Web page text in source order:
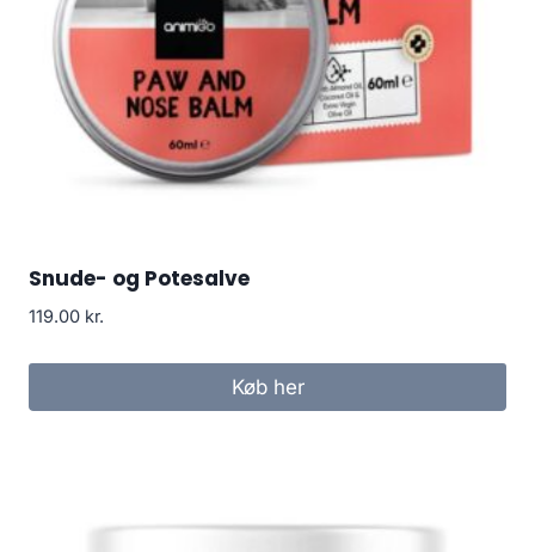
Snude- og Potesalve
119.00 kr.
Køb her